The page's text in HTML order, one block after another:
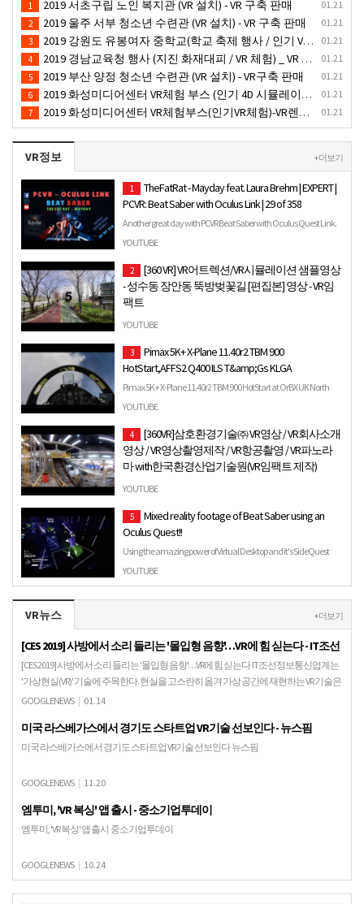
01.21
1 2019 서초구립 노인 복지관 (VR 설치) - VR 구축 판매
01.21
2 2019 울주 서부 청소년 수련관 (VR 설치) - VR 구축 판매
01.21
3 2019 강원도 유봉여자 중학교(학교 축제 행사 / 인기 VR 컨텐츠 ) - VR렌탈대여 행사
01.21
4 2019 경남교육청 행사 (지진 화재대피 / VR 체험) _ VR 렌탈대여행사
01.21
5 2019 부산 양정 청소년 수련관 (VR 설치) - VR구축 판매
01.21
6 2019 화성미디어센터 VR체험 부스 (인기 4D 시뮬레이터 체험)- VR렌탈
01.21
7 2019 화성미디어센터 VR체험부스(인기VR체험)-VR렌탈대여
VR정보 + 더보기
1
TheFatRat - Mayday feat. Laura Brehm | EXPERT |
PCVR: Beat Saber with Oculus Link | 29 of 358
Another great day with PCVR Beat Saber with Oculus Quest Link.
TheFatRat - Mayday is an awesome song - I could listen it…
YOUTUBE
2
[360 VR] VR어트렉션/VR시뮬레이션 샘플영상
- 성수동 장안동 뚝방벚꽃길 [편집본] 영상 - VR임
팩트
http://www.vr-impact.com http://www.vrmakers.kr
http://www.360live.tv.
YOUTUBE
3
Pimax 5K+ X-Plane 11.40r2 TBM 900
HotStart,AFFS2 Q400 ILS T&amp;Gs KLGA
Pimax 5K+ X-Plane 11.40r2 TBM 900 HotStart at OrBX UK North
Glasgow sight seeing,AFFS2 Q400 ILS T&Gs KLGA X-Plane
YOUTUBE
4
[360VR]삼호환경기술㈜ VR영상 / VR회사소개
영상 / VR영상촬영제작 / VR항공촬영 / VR파노라
마 with한국환경산업기술원(VR임팩트 제작)
VR임팩트(www.vr-impact.com) 010-3086-1971 2017 대한민국
2000년 창립이래 용인공장에서 열가고성...
YOUTUBE
5
Mixed reality footage of Beat Saber using an
Oculus Quest!!
Using the amazing power of Virtual Desktop and it's SideQuest
streaming companion, I was able to not only able to score …
YOUTUBE
VR뉴스 + 더보기
[CES 2019] 사방에서 소리 들리는 '몰입형 음향'…VR에 힘 싣는다 - IT조선
[CES 2019] 사방에서 소리 들리는 '몰입형 음향'…VR에 힘 싣는다 IT조선정보통신업계는
'가상현실(VR)' 기술에 주목한다. 현실을 고스란히 옮겨 가상 공간에 재현하는 VR 기술은
영상·게임 콘텐츠, 산업…
GOOGLENEWS | 01.14
미국 라스베가스에서 경기도 스타트업 VR기술 선보인다 - 뉴스핌
미국 라스베가스에서 경기도 스타트업 VR기술 선보인다 뉴스핌
GOOGLENEWS | 11.20
엠투미, 'VR 복싱' 앱 출시 - 중소기업투데이
엠투미, 'VR 복싱' 앱 출시 중소기업투데이
GOOGLENEWS | 10.24